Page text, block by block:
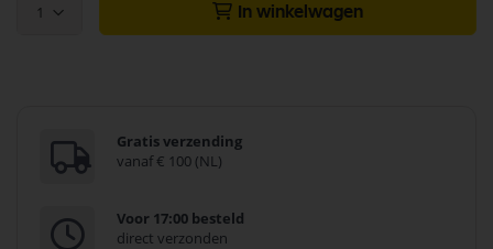
1 In winkelwagen
Gratis verzending
vanaf € 100 (NL)
Voor 17:00 besteld
direct verzonden